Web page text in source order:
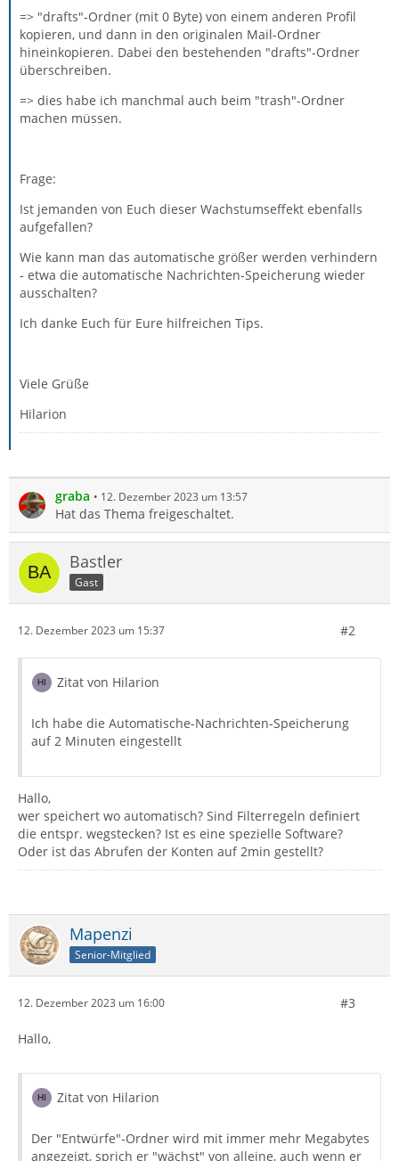
=> "drafts"-Ordner (mit 0 Byte) von einem anderen Profil
kopieren, und dann in den originalen Mail-Ordner
hineinkopieren. Dabei den bestehenden "drafts"-Ordner
überschreiben.
=> dies habe ich manchmal auch beim "trash"-Ordner
machen müssen.
Frage:
Ist jemanden von Euch dieser Wachstumseffekt ebenfalls
aufgefallen?
Wie kann man das automatische größer werden verhindern
- etwa die automatische Nachrichten-Speicherung wieder
ausschalten?
Ich danke Euch für Eure hilfreichen Tips.
Viele Grüße
Hilarion
graba 12. Dezember 2023 um 13:57
Hat das Thema freigeschaltet.
Bastler
Gast
12. Dezember 2023 um 15:37 #2
Zitat von Hilarion
Ich habe die Automatische-Nachrichten-Speicherung
auf 2 Minuten eingestellt
Hallo,
wer speichert wo automatisch? Sind Filterregeln definiert
die entspr. wegstecken? Ist es eine spezielle Software?
Oder ist das Abrufen der Konten auf 2min gestellt?
Mapenzi
Senior-Mitglied
12. Dezember 2023 um 16:00 #3
Hallo,
Zitat von Hilarion
Der "Entwürfe"-Ordner wird mit immer mehr Megabytes
angezeigt, sprich er "wächst" von alleine, auch wenn er